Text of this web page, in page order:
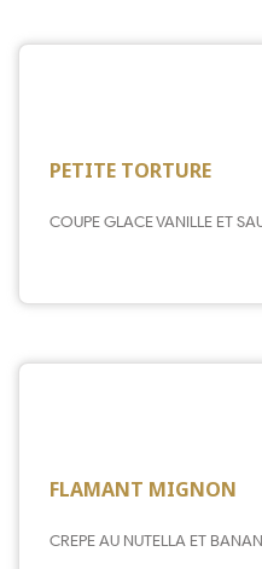
PETITE TORTURE
COUPE GLACE VANILLE ET
FLAMANT MIGNON
CREPE AU NUTELLA ET